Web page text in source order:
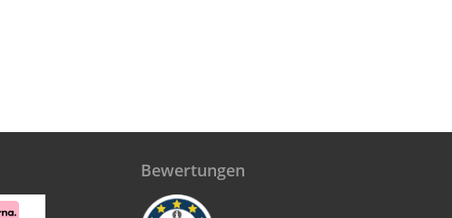
Bewertungen